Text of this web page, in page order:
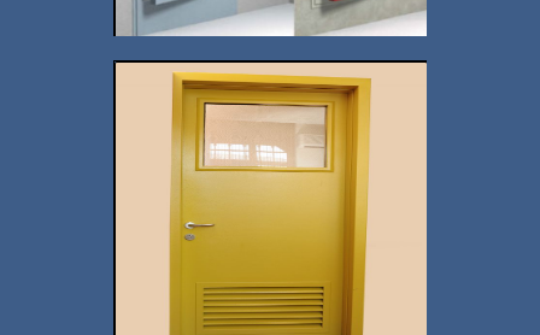
Yangın Şaft Kapıları
İmalatı Sayfasıdır
+